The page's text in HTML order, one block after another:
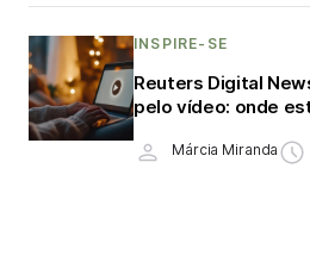
INSPIRE-SE
Reuters Digital
pelo vídeo: onde
Márcia Miranda